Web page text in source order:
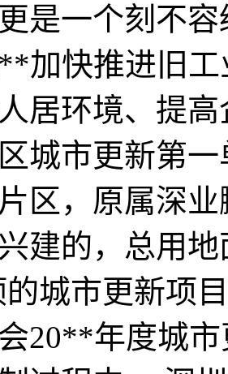
是一个刻不
加快推进旧
居环境、提
区城市更新第
区，原属深
建的，总用
城市更新项
20**年度城